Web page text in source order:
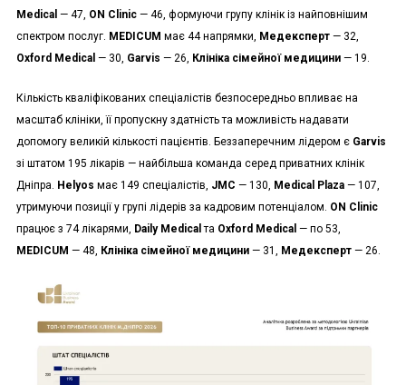
Medical — 47, ON Clinic— 46, формуючи групу клінік із найповнішим
спектром послуг. MEDICUM має 44 напрямки, Медексперт — 32,
Oxford Medical — 30, Garvis — 26, Клініка сімейної медицини— 19.
Кількість кваліфікованих спеціалістів безпосередньо впливає на
масштаб клініки, її пропускну здатність та можливість надавати
допомогу великій кількості пацієнтів. Беззаперечним лідером є Garvis
зі штатом 195 лікарів — найбільша команда серед приватних клінік
Дніпра. Helyos має 149 спеціалістів, JMC — 130, Medical Plaza— 107,
утримуючи позиції у групі лідерів за кадровим потенціалом. ON Clinic
працює з 74 лікарями, Daily Medical та Oxford Medical — по 53,
MEDICUM — 48, Клініка сімейної медицини— 31, Медексперт — 26.